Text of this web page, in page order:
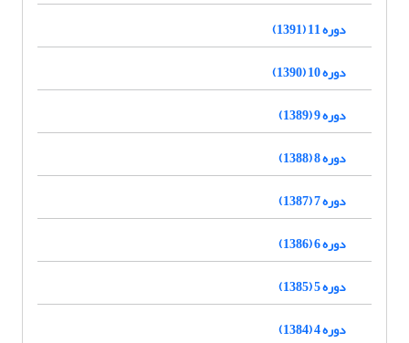
دوره 11 (1391)
دوره 10 (1390)
دوره 9 (1389)
دوره 8 (1388)
دوره 7 (1387)
دوره 6 (1386)
دوره 5 (1385)
دوره 4 (1384)